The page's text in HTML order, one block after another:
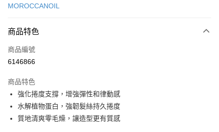
Apple Pay
街口支付
Google Pay
AFTEE先享後付
相關說明
MOROCCANOIL
商品特色
商品編號
6146866
商品特色
強化捲度支撐，增強彈性和律動感
水解植物蛋白，強韌髮絲持久捲度
質地清爽零毛燥，讓造型更有質感